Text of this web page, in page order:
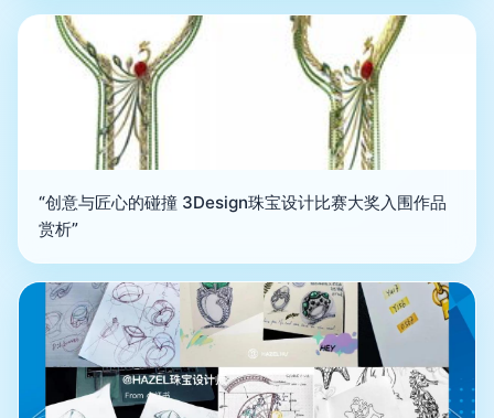
“创意与匠心的碰撞 3Design珠宝设计比赛大奖入围作品
赏析”